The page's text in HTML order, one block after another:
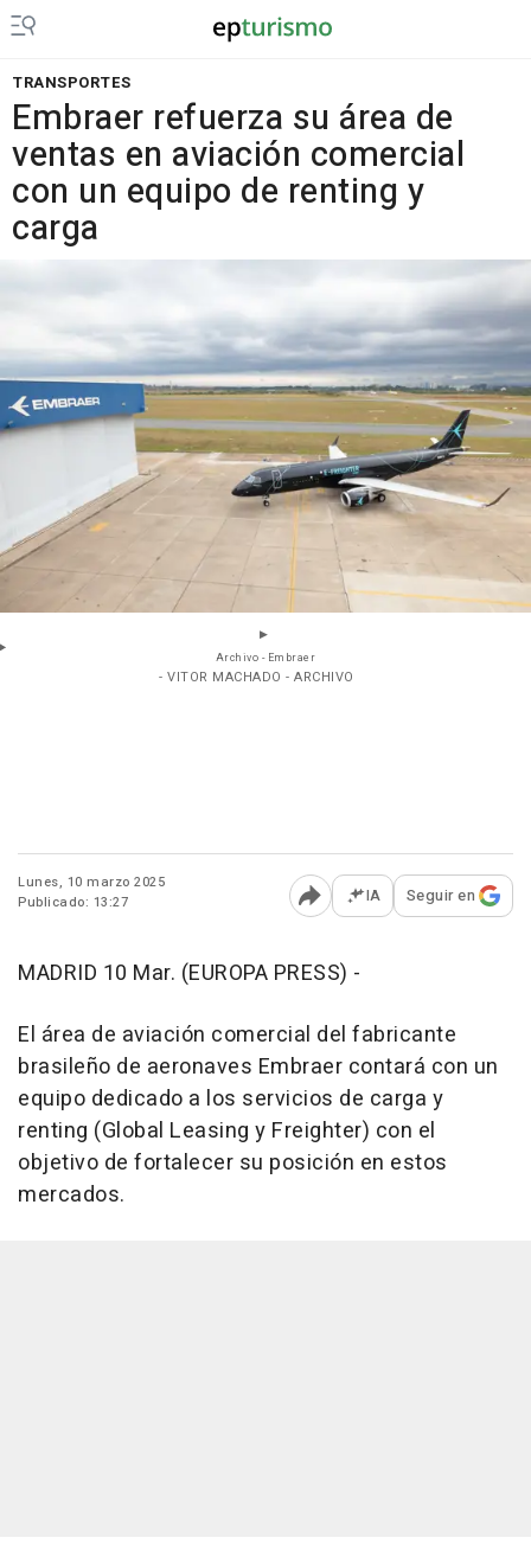
TRANSPORTES
Embraer refuerza su área de
ventas en aviación comercial
con un equipo de renting y
carga
Archivo - Embraer
- VITOR MACHADO - ARCHIVO
Lunes, 10 marzo 2025
Publicado: 13:27
Abrir opciones para
IA Seguir en
MADRID 10 Mar. (EUROPA PRESS) -
El área de aviación comercial del fabricante
brasileño de aeronaves Embraer contará con un
equipo dedicado a los servicios de carga y
renting (Global Leasing y Freighter) con el
objetivo de fortalecer su posición en estos
mercados.